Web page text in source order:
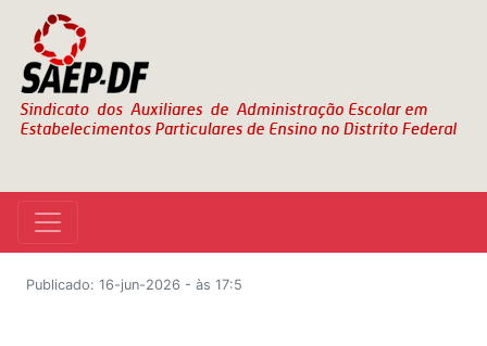
Publicado: 16-jun-2026 - às 17:5